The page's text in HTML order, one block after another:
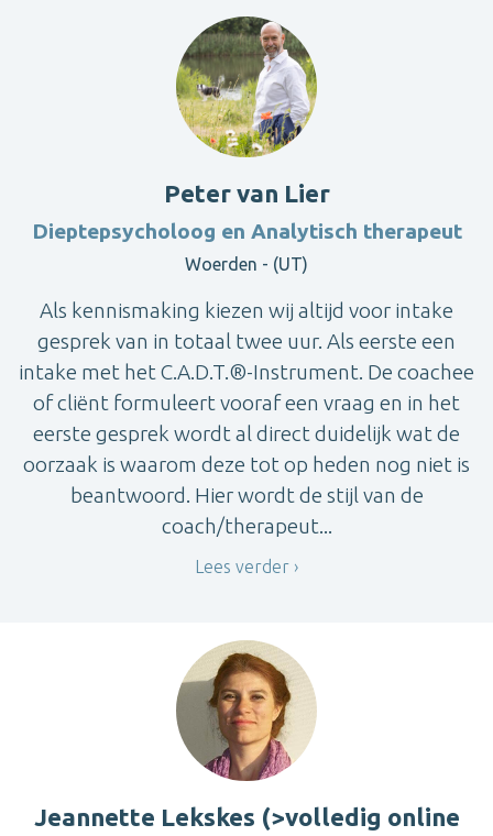
Peter van Lier
Dieptepsycholoog en Analytisch therapeut
Woerden - (UT)
Als kennismaking kiezen wij altijd voor intake
gesprek van in totaal twee uur. Als eerste een
intake met het C.A.D.T.®-Instrument. De coachee
of cliënt formuleert vooraf een vraag en in het
eerste gesprek wordt al direct duidelijk wat de
oorzaak is waarom deze tot op heden nog niet is
beantwoord. Hier wordt de stijl van de
coach/therapeut...
Lees verder
Jeannette Lekskes (>volledig online